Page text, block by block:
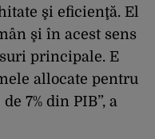
şi eficienţă. El
şi în acest sens
principale. E
allocate pentru
7% din PIB”, a